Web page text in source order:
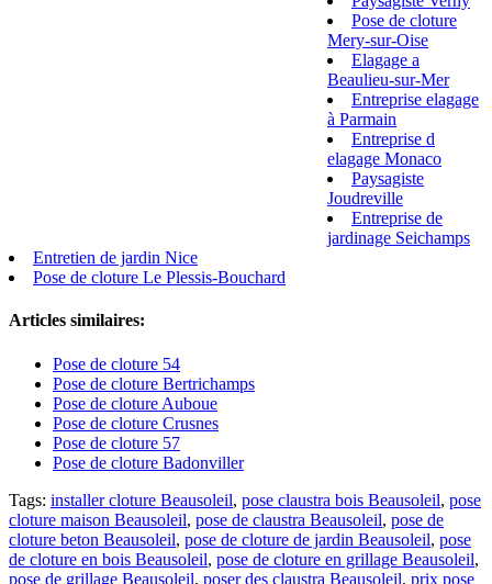
Pose de cloture
Mery-sur-Oise
Elagage a
Beaulieu-sur-Mer
Entreprise elagage
à Parmain
Entreprise d
elagage Monaco
Paysagiste
Joudreville
Entreprise de
jardinage Seichamps
Entretien de jardin Nice
Pose de cloture Le Plessis-Bouchard
Articles similaires:
Pose de cloture 54
Pose de cloture Bertrichamps
Pose de cloture Auboue
Pose de cloture Crusnes
Pose de cloture 57
Pose de cloture Badonviller
Tags: installer cloture Beausoleil, pose claustra bois Beausoleil, pose
cloture maison Beausoleil, pose de claustra Beausoleil, pose de
cloture beton Beausoleil, pose de cloture de jardin Beausoleil, pose
de cloture en bois Beausoleil, pose de cloture en grillage Beausoleil,
pose de grillage Beausoleil, poser des claustra Beausoleil, prix pose